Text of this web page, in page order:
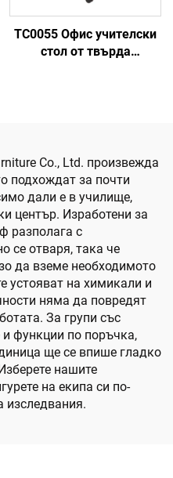
TC0055 Офис учителски
стол от твърда
Co., Ltd. произвежда
подхождат за почти
дали е в училище,
център. Изработени за
разполага с
се отваря, така че
да вземе необходимото
устояват на химикали и
няма да повредят
За групи със
функции по поръчка,
ще се впише гладко
нашите
на екипа си по-
изследвания.